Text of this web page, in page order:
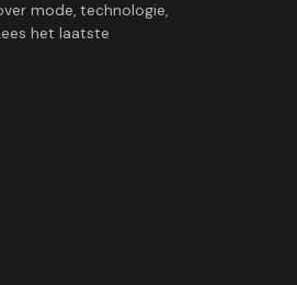
mode, technologie,
het laatste